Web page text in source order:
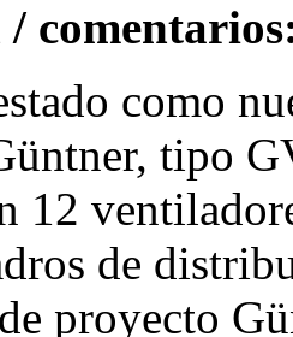
como
tipo
12
de
proyecto